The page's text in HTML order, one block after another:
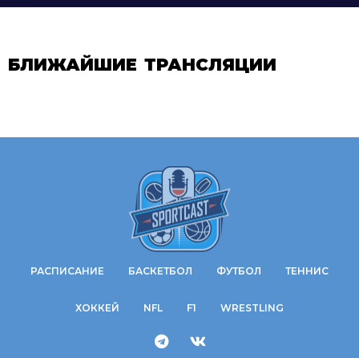
БЛИЖАЙШИЕ ТРАНСЛЯЦИИ
РАСПИСАНИЕ БАСКЕТБОЛ ФУТБОЛ ТЕННИС
ХОККЕЙ NFL F1 WRESTLING